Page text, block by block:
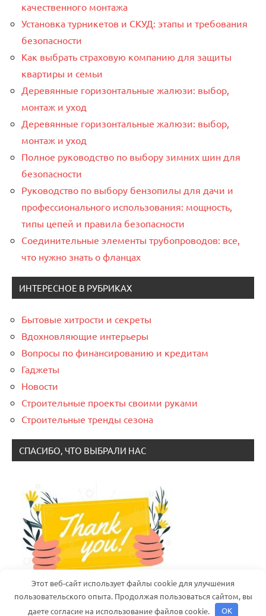
качественного монтажа
Установка турникетов и СКУД: этапы и требования
безопасности
Как выбрать страховую компанию для защиты
квартиры и семьи
Деревянные горизонтальные жалюзи: выбор,
монтаж и уход
Деревянные горизонтальные жалюзи: выбор,
монтаж и уход
Полное руководство по выбору зимних шин для
безопасности
Руководство по выбору бензопилы для дачи и
профессионального использования: мощность,
типы цепей и правила безопасности
Соединительные элементы трубопроводов: все,
что нужно знать о фланцах
ИНТЕРЕСНОЕ В РУБРИКАХ
Бытовые хитрости и секреты
Вдохновляющие интерьеры
Вопросы по финансированию и кредитам
Гаджеты
Новости
Строительные проекты своими руками
Строительные тренды сезона
СПАСИБО, ЧТО ВЫБРАЛИ НАС
Этот веб-сайт использует файлы cookie для улучшения
пользовательского опыта. Продолжая пользоваться сайтом, вы
даете согласие на использование файлов cookie.
OK